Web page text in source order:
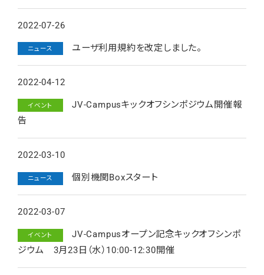
2022-07-26
ニュース ユーザ利用規約を改定しました。
2022-04-12
イベント
JV-Campusキックオフシンポジウム開催報
告
2022-03-10
ニュース 個別機関Boxスタート
2022-03-07
イベント
JV-Campusオープン記念キックオフシンポ
ジウム 3月23日（水）10:00-12:30開催